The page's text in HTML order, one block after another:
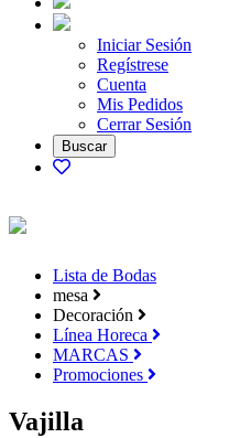
Iniciar Sesión
Regístrese
Cuenta
Mis Pedidos
Cerrar Sesión
Lista de Bodas
mesa
Decoración
Línea Horeca
MARCAS
Promociones
Vajilla